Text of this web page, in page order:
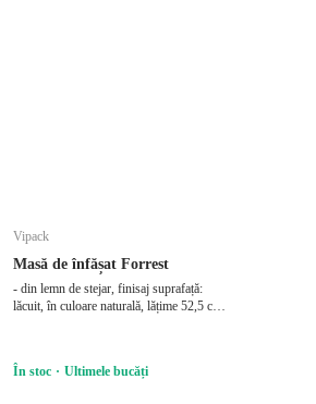
Vipack
Masă de înfășat Forrest
- din lemn de stejar, finisaj suprafață:
lăcuit, în culoare naturală, lățime 52,5 cm,
În stoc
Ultimele bucăți